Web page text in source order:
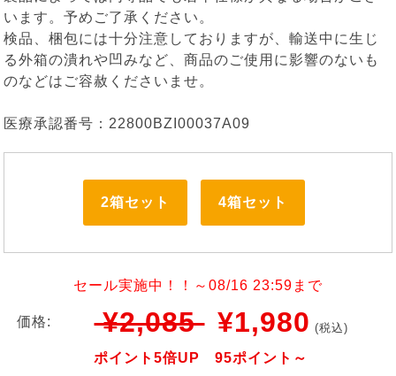
います。予めご了承ください。
検品、梱包には十分注意しておりますが、輸送中に生じ
る外箱の潰れや凹みなど、商品のご使用に影響のないも
のなどはご容赦くださいませ。
医療承認番号：22800BZI00037A09
2箱セット 4箱セット
セール実施中！！～08/16 23:59まで
価格: ¥2,085 ¥1,980 (税込)
ポイント5倍UP 95ポイント～